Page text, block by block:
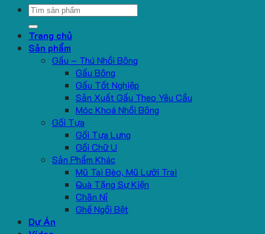
Search
Trang chủ
Sản phẩm
Gấu – Thú Nhồi Bông
Gấu Bông
Gấu Tốt Nghiệp
Sản Xuất Gấu Theo Yêu Cầu
Móc Khoá Nhồi Bông
Gối Tựa
Gối Tựa Lưng
Gối Chữ U
Sản Phẩm Khác
Mũ Tai Bèo, Mũ Lưỡi Trai
Quà Tặng Sự Kiện
Chăn Nỉ
Ghế Ngồi Bệt
Dự Án